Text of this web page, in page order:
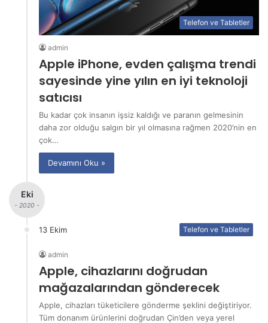
Telefon ve Tabletler
admin
Apple iPhone, evden çalışma trendi
sayesinde yine yılın en iyi teknoloji
satıcısı
Bu kadar çok insanın işsiz kaldığı ve paranın gelmesinin
daha zor olduğu salgın bir yıl olmasına rağmen 2020’nin en
çok…
Devamını Oku »
Eki
- 2020 -
13 Ekim Telefon ve Tabletler
admin
Apple, cihazlarını doğrudan
mağazalarından gönderecek
Apple, cihazları tüketicilere gönderme şeklini değiştiriyor.
Tüm donanım ürünlerini doğrudan Çin’den veya yerel